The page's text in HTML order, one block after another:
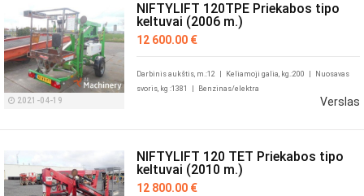
2021-04-19
NIFTYLIFT 120TPE Priekabos tipo
keltuvai (2006 m.)
12 600.00 €
Darbinis aukštis, m.:12 Keliamoji galia, kg.:200
Nuosavas
svoris, kg :1381
Benzinas/elektra
Verslas
NIFTYLIFT 120 TET Priekabos tipo
keltuvai (2010 m.)
12 800.00 €